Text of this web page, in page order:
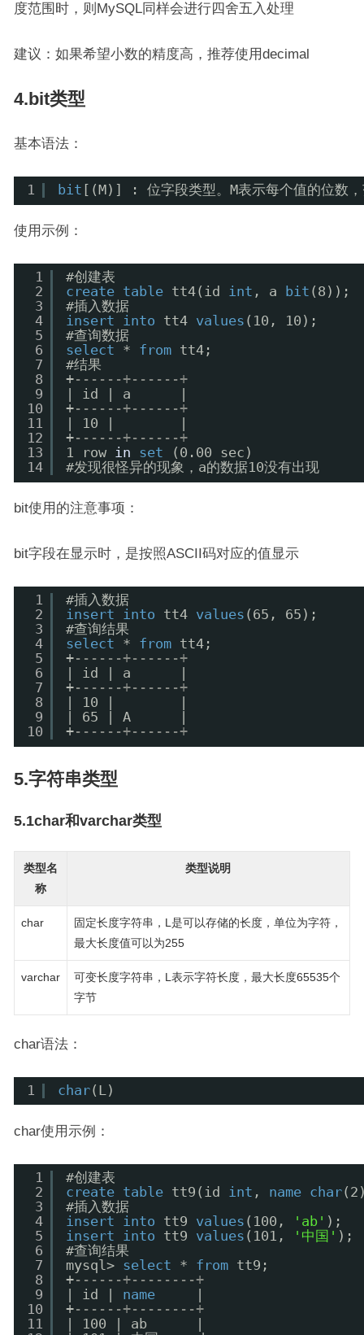
度范围时，则MySQL同样会进行四舍五入处理
建议：如果希望小数的精度高，推荐使用decimal
4.bit类型
基本语法：
1 bit [(M)] : 位字段类型。M表示每个值的位数，
使用示例：
1
2
3
4
5
6
7
8
9
10
11
12
13
14
#创建表
create table tt4(id int , a bit (8));
#插入数据
insert
into tt4 values (10, 10);
#查询数据
select
* from tt4;
#结果
+------+------+
| id | a      |
+------+------+
| 10 |        |
+------+------+
1 row in set
(0.00 sec)
#发现很怪异的现象，a的数据10没有出现
bit使用的注意事项：
bit字段在显示时，是按照ASCII码对应的值显示
1
2
3
4
5
6
7
8
9
10
#插入数据
insert
into tt4 values (65, 65);
#查询结果
select
* from tt4;
+------+------+
| id | a      |
+------+------+
| 10 |        |
| 65 | A      |
+------+------+
5.字符串类型
5.1char和varchar类型
类型名
称
类型说明
char
固定长度字符串，L是可以存储的长度，单位为字符，
最大长度值可以为255
varchar
可变长度字符串，L表示字符长度，最大长度65535个
字节
char语法：
1 char(L)
char使用示例：
1
2
3
4
5
6
7
8
9
10
11
#创建表
create table tt9(id int , name char
#插入数据
insert
into tt9 values (100, 'ab' );
insert
into tt9 values (101, '中国' );
#查询结果
mysql> select * from tt9;
+------+--------+
| id | name
+------+--------+
| 100 | ab      |